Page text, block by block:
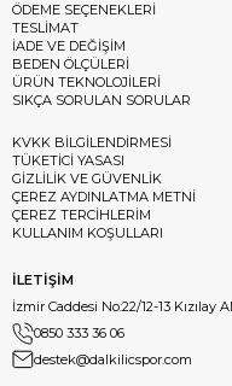
ÖDEME SEÇENEKLERİ
TESLİMAT
İADE VE DEĞİŞİM
BEDEN ÖLÇÜLERİ
ÜRÜN TEKNOLOJİLERİ
SIKÇA SORULAN SORULAR
KVKK BİLGİLENDİRMESİ
TÜKETİCİ YASASI
GİZLİLİK VE GÜVENLİK
ÇEREZ AYDINLATMA METNİ
ÇEREZ TERCİHLERİM
KULLANIM KOŞULLARI
İLETİŞİM
İzmir Caddesi No:22/12-13 Kızılay
0850 333 36 06
destek@dalkilicspor.com